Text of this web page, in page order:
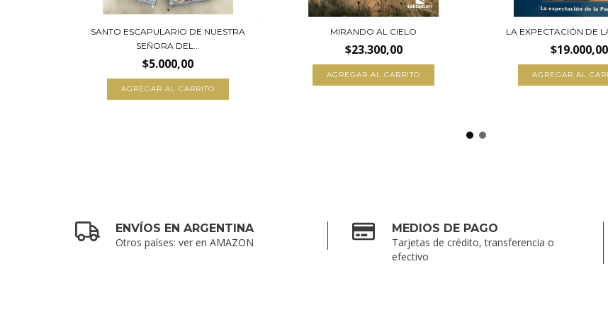
SANTO ESCAPULARIO DE NUESTRA
SEÑORA DEL...
$5.000,00
MIRANDO AL CIELO
$23.300,00
LA EXPECTACIÓN DE
$19.000,00
AGREGAR AL
ENVÍOS EN ARGENTINA
Otros países: ver en AMAZON
MEDIOS DE PAGO
Tarjetas de crédito, transferencia o
efectivo